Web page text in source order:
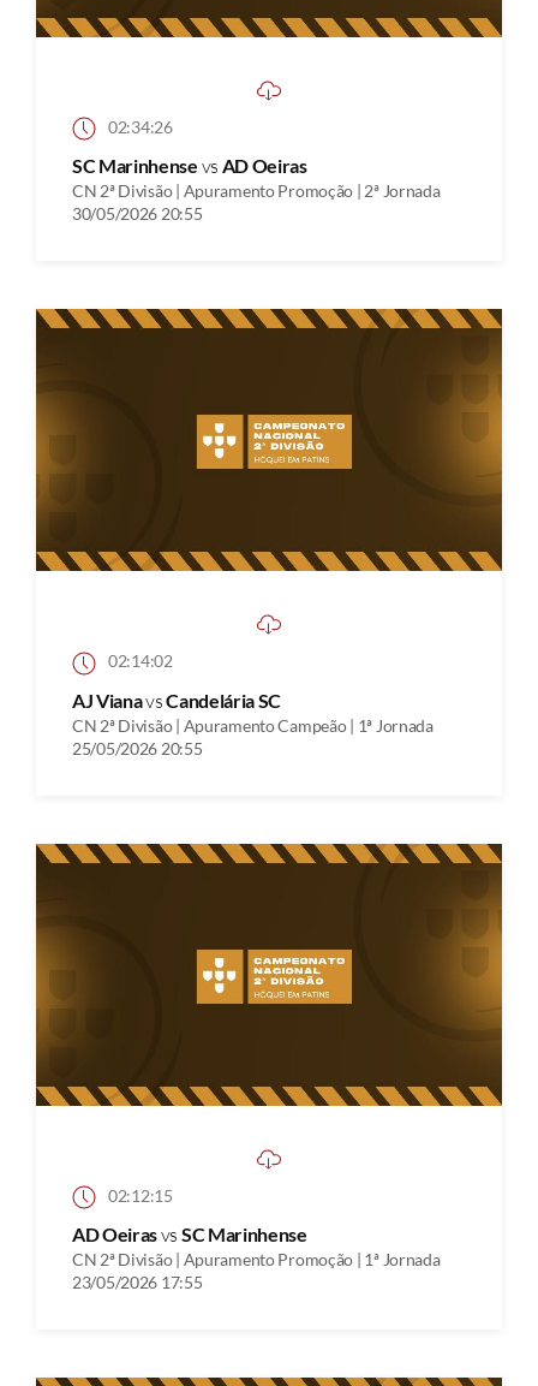
02:34:26
SC Marinhense vs AD Oeiras
CN 2ª Divisão | Apuramento Promoção | 2ª Jornada
30/05/2026 20:55
02:14:02
AJ VianavsCandelária SC
CN 2ª Divisão | Apuramento Campeão | 1ª Jornada
25/05/2026 20:55
02:12:15
AD Oeirasvs SC Marinhense
CN 2ª Divisão | Apuramento Promoção | 1ª Jornada
23/05/2026 17:55